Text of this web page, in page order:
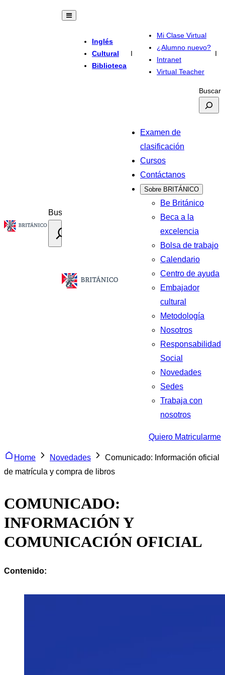
Buscar
Inglés
Cultural
Biblioteca
I
Mi Clase Virtual
¿Alumno nuevo?
Intranet
Virtual Teacher
I
Buscar
Examen de
clasificación
Cursos
Contáctanos
Sobre BRITÁNICO
Be Británico
Beca a la
excelencia
Bolsa de trabajo
Calendario
Centro de ayuda
Embajador
cultural
Metodología
Nosotros
Responsabilidad
Social
Novedades
Sedes
Trabaja con
nosotros
Quiero Matricularme
Home Novedades
Comunicado: Información oficial
de matrícula y compra de libros
COMUNICADO:
INFORMACIÓN Y
COMUNICACIÓN OFICIAL
Contenido: